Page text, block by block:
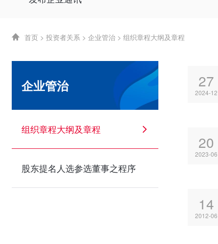
首页 > 投资者关系 > 企业管治 > 组织章程大纲及章程
企业管治
组织章程大纲及章程
股东提名人选参选董事之程序
27
2024-12
20
2023-06
14
2012-06